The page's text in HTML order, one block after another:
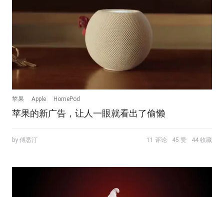
苹果 Apple HomePod
苹果的新广告，让人一眼就看出了偷懒
by 傅悉汀 11 评论 45 赞 44 收藏